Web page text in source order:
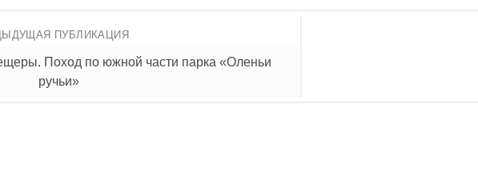
ПУБЛИКАЦИЯ
Поход по южной части парка «Оленьи
ручьи»